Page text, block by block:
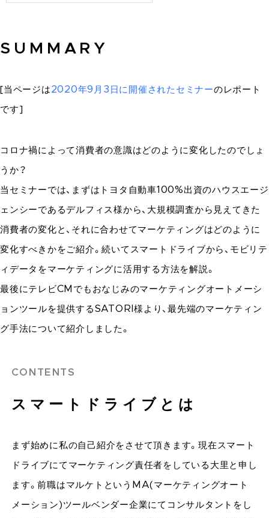
SUMMARY
[当ページは 2020年9月3日に開催されたセミナーのレポート
です]
コロナ禍によって消費者の意識はどのように変化したのでしょ
うか？
当セミナーでは、まずはトヨタ自動車100%出資のハウスエージ
ェンシーであるデルフィス様から、大規模調査から見えてきた
消費者の変化と、それに合わせてマーケティングはどのように
変化すべきかをご紹介。続いてスマートドライブから、モビリテ
ィデータをマーケティングに活用する方法を解説。
最後にテレビCMでもおなじみのマーケティングオートメーシ
ョンツールを提供するSATORI様より、最先端のマーケティン
グ手法について紹介しました。
スマートドライブとは
まず始めに私の自己紹介をさせて頂きます。現在スマート
ドライブにてマーケティング責任者をしている大里と申し
ます。前職はマルケトというMA(マーケティングオート
メーション)ツールベンダー企業にてコンサルタントをし